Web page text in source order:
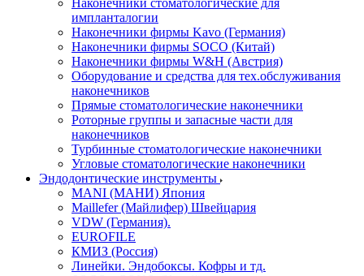
Наконечники стоматологические для
импланталогии
Наконечники фирмы Kavo (Германия)
Наконечники фирмы SOCO (Китай)
Наконечники фирмы W&H (Австрия)
Оборудование и средства для тех.обслуживания
наконечников
Прямые стоматологические наконечники
Роторные группы и запасные части для
наконечников
Турбинные стоматологические наконечники
Угловые стоматологические наконечники
Эндодонтические инструменты
MANI (МАНИ) Япония
Maillefer (Майлифер) Швейцария
VDW (Германия).
EUROFILE
КМИЗ (Россия)
Линейки. Эндобоксы. Кофры и тд.